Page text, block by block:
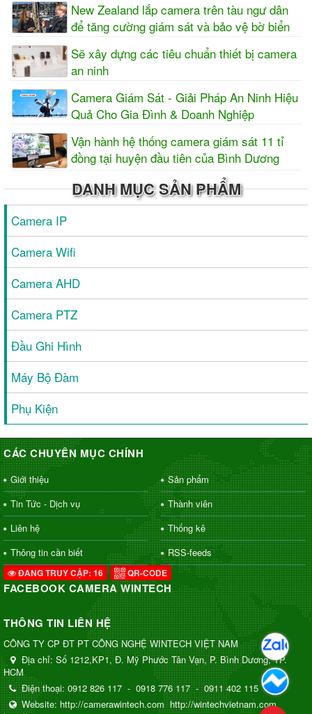
New Zealand lắp camera trên tàu ngư dân
để tăng cường giám sát và bảo vệ bờ biển
Sẽ xây dựng các tiêu chuẩn thiết bị camera
an ninh
Camera Giám Sát - Giải Pháp An Ninh Hiệu
Quả Cho Gia Đình & Doanh Nghiệp
Vận hành hệ thống camera giám sát 11 tỉ
đồng tại huyện đầu tiên của Bình Dương
DANH MỤC SẢN PHẨM
Camera IP
Camera Wifi
Camera AHD
Camera PTZ
Đầu Ghi Hình
Máy Bộ Đàm
Phụ Kiện
CÁC CHUYÊN MỤC CHÍNH
Giới thiệu
Sản phẩm
Tin Tức - Dịch vụ
Thành viên
Liên hệ
Thống kê
Thông tin cần biết
RSS-feeds
ĐANG TRUY CẬP: 16 QR-CODE
FACEBOOK CAMERA WINTECH
THÔNG TIN LIÊN HỆ
CÔNG TY CP ĐT PT CÔNG NGHỆ WINTECH VIỆT NAM
Địa chỉ: Số 1212,KP1, Đ. Mỹ Phước Tân Vạn, P. Bình Dương, TP.
HCM
Điện thoại: 0912 826 117 - 0918 776 117 - 0911 402 115
Website: http://camerawintech.com http://wintechvietnam.com